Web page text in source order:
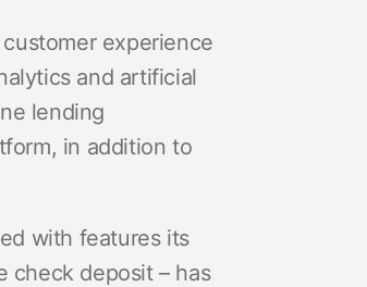
experience
and artificial
lending
in addition to
with features its
check deposit – has